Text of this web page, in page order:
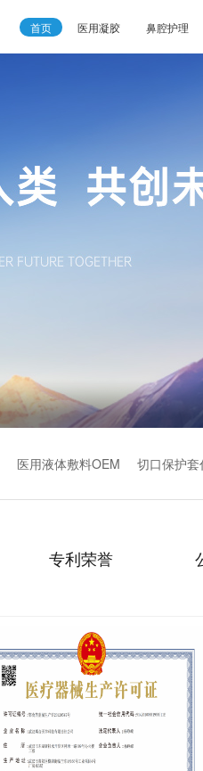
首页 医用凝胶 鼻腔护理
医用液体敷料OEM 切口保护套
专利荣誉